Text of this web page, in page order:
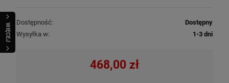
WIĘCEJ
Dostępność:
Dostępny
Wysyłka w:
1-3 dni
468,00 zł